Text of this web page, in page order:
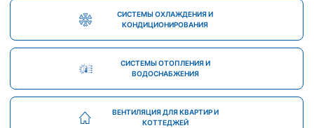
СИСТЕМЫ ОХЛАЖДЕНИЯ И
КОНДИЦИОНИРОВАНИЯ
СИСТЕМЫ ОТОПЛЕНИЯ И
ВОДОСНАБЖЕНИЯ
ВЕНТИЛЯЦИЯ ДЛЯ КВАРТИР И
КОТТЕДЖЕЙ